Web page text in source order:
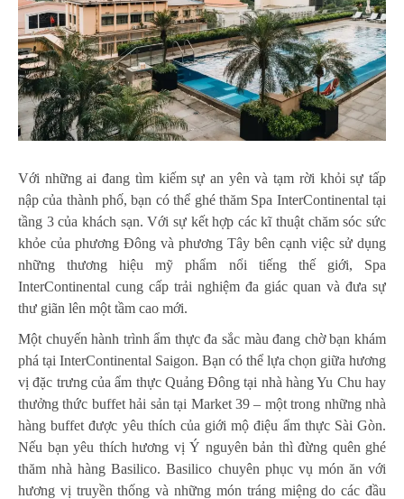
Với những ai đang tìm kiếm sự an yên và tạm rời khỏi sự tấp
nập của thành phố, bạn có thể ghé thăm Spa InterContinental tại
tầng 3 của khách sạn. Với sự kết hợp các kĩ thuật chăm sóc sức
khỏe của phương Đông và phương Tây bên cạnh việc sử dụng
những thương hiệu mỹ phẩm nổi tiếng thế giới, Spa
InterContinental cung cấp trải nghiệm đa giác quan và đưa sự
thư giãn lên một tầm cao mới.
Một chuyến hành trình ẩm thực đa sắc màu đang chờ bạn khám
phá tại InterContinental Saigon. Bạn có thể lựa chọn giữa hương
vị đặc trưng của ẩm thực Quảng Đông tại nhà hàng Yu Chu hay
thưởng thức buffet hải sản tại Market 39 – một trong những nhà
hàng buffet được yêu thích của giới mộ điệu ẩm thực Sài Gòn.
Nếu bạn yêu thích hương vị Ý nguyên bản thì đừng quên ghé
thăm nhà hàng Basilico. Basilico chuyên phục vụ món ăn với
hương vị truyền thống và những món tráng miệng do các đầu